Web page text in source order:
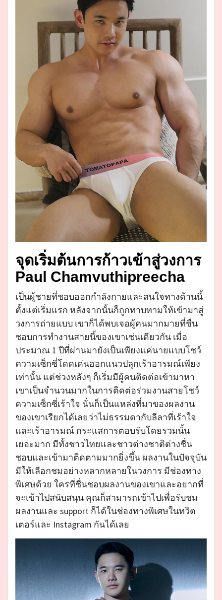
จุดเริ่มต้นการก้าวเข้าสู่วงการ
Paul Chamvuthipreecha
เป็นผู้ชายที่ชอบออกกำลังกายและสนใจทางด้านนี้
ตั้งแต่เริ่มแรก หลังจากนั้นก็ถูกทาบทามให้เข้ามาสู่
วงการถ่ายแบบ เขาก็ได้พบเจอผู้คนมากมายที่ชื่น
ชอบการทำงานสายนี้ของเขาเช่นเดียวกัน เมื่อ
ประมาณ 1 ปีที่ผ่านมายังเป็นเพียงแค่นายแบบโชว์
ความเซ็กซี่โดดเด่นออกแนวปลุกเร้าอารมณ์เพียง
เท่านั้น แต่ช่วงหลังๆ ก็เริ่มมีผู้คนติดต่อเข้ามาหา
เขาเป็นจำนวนมากในการติดต่อร่วมงานสายโชว์
ความเซ็กซี่เร้าใจ นั่นก็เป็นแหล่งที่มาของผลงาน
ของเขาเรียกได้เลยว่าไม่ธรรมดากับลีลาที่เร้าใจ
และเร้าอารมณ์ กระแสการตอบรับโดยรวมนั้น
เยอะมาก มีทั้งชาวไทยและชาวต่างชาติต่างชื่น
ชอบและเข้ามาติดตามมากยิ่งขึ้น ผลงานในปัจจุบัน
มีให้เลือกชมอย่างหลากหลายในวงการ มีช่องทาง
พิเศษด้วย ใครที่ชื่นชอบผลงานของเขาและอยากที่
จะเข้าไปสนับสนุน คุณก็สามารถเข้าไปเพื่อรับชม
ผลงานและ support ก็ได้ในช่องทางพิเศษในทวิต
เตอร์และ Instagram กันได้เลย